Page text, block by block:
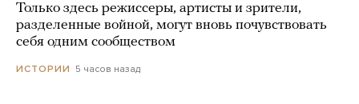
Только здесь режиссеры, артисты и зрители,
разделенные войной, могут вновь почувствовать
себя одним сообществом
ИСТОРИИ 5 часов назад